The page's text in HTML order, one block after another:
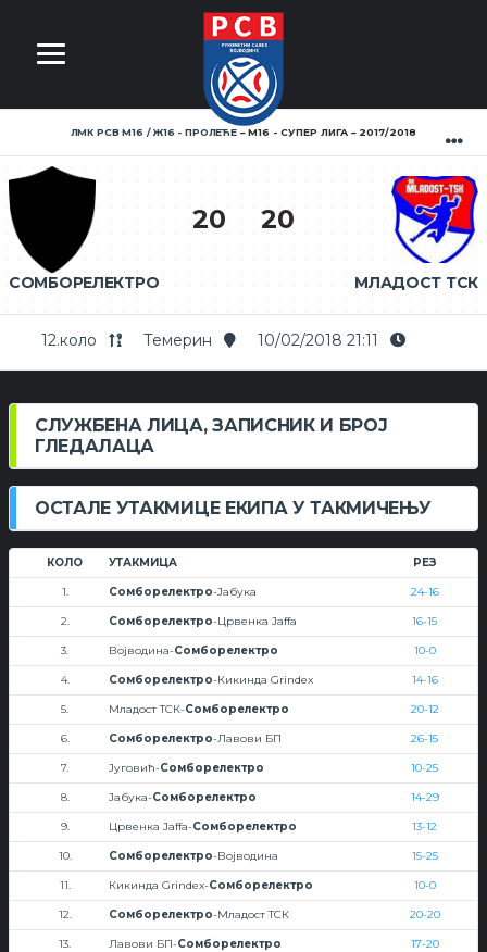
ЛМК РСВ М16 / Ж16 - ПРОЛЕЋЕ M16 - СУПЕР ЛИГА 2017/2018
СОМБОРЕЛЕКТРО
20
МЛАДОСТ ТСК
20
12.коло Темерин 10/02/2018 21:11
СЛУЖБЕНА ЛИЦА, ЗАПИСНИК И БРОЈ
ГЛЕДАЛАЦА
ОСТАЛЕ УТАКМИЦЕ ЕКИПА У ТАКМИЧЕЊУ
КОЛО УТАКМИЦА РЕЗ
1. Сомборелектро-Јабука 24-16
2. Сомборелектро-Црвенка Jaffa 16-15
3. Војводина-Сомборелектро 10-0
4. Сомборелектро-Кикинда Grindex 14-16
5. Младост ТСК-Сомборелектро 20-12
6. Сомборелектро-Лавови БП 26-15
7. Југовић-Сомборелектро 10-25
8. Јабука-Сомборелектро 14-29
9. Црвенка Jaffa-Сомборелектро 13-12
10. Сомборелектро-Војводина 15-25
11. Кикинда Grindex-Сомборелектро 10-0
12. Сомборелектро-Младост ТСК 20-20
13. Лавови БП-Сомборелектро 17-20